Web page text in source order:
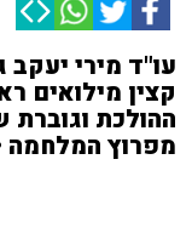
עו"ד מירי יעקב
קצין מילואים
ההולכת
מפרוץ המלחמה •